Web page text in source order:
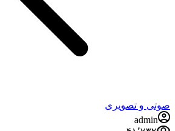
صوتی و تصویری
admin